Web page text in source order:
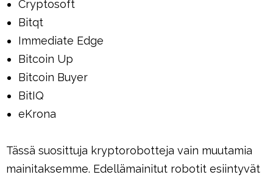
Cryptosoft
Bitqt
Immediate Edge
Bitcoin Up
Bitcoin Buyer
BitIQ
eKrona
Tässä suosittuja kryptorobotteja vain muutamia
mainitaksemme. Edellämainitut robotit esiintyvät